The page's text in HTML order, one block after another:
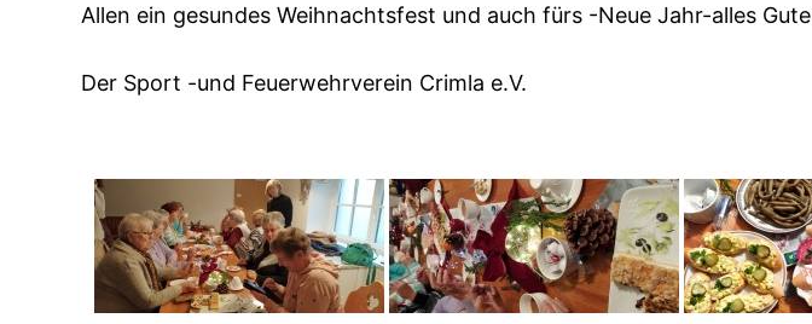
Allen ein gesundes Weihnachtsfest und auch fürs -Neue Jahr-alles Gute
Der Sport -und Feuerwehrverein Crimla e.V.